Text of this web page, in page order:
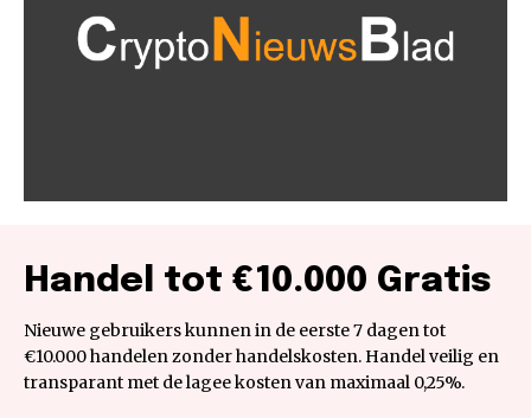
Handel tot €10.000 Gratis
Nieuwe gebruikers kunnen in de eerste 7 dagen tot
€10.000 handelen zonder handelskosten. Handel veilig en
transparant met de lagee kosten van maximaal 0,25%.